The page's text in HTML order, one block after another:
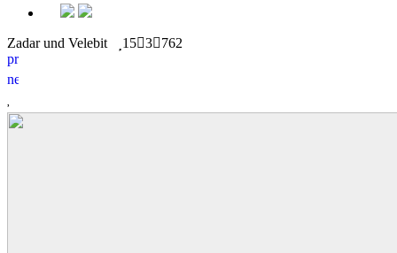
Zadar und Velebit 15 3 762